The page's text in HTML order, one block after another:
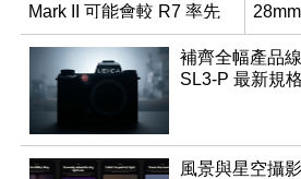
Mark II 可能會較 R7 率先
推出
乾鏡
補齊全幅產品
SL3-P 最新規
風景與星空攝